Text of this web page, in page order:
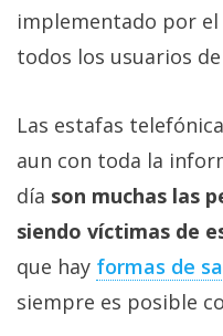
implementado por
todos los usuarios
Las estafas
aun con toda la
día son muchas las
siendo víctimas de
que hay formas de
siempre es posible